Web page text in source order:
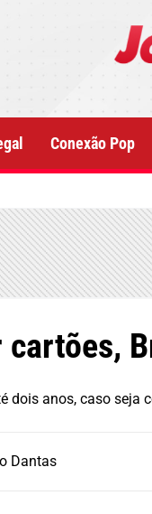
Conexão Pop
dois anos, caso seja
Dantas